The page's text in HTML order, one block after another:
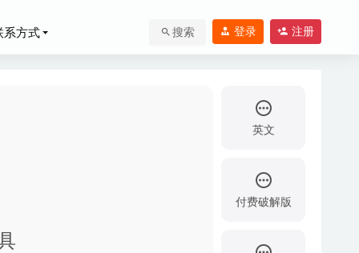
方式 搜索 登录 注册
英文
付费破解版